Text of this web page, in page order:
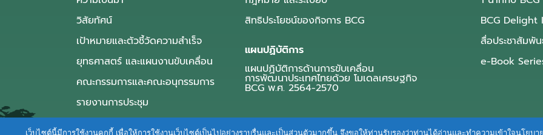
วิสัยทัศน์
เป้าหมายและตัวชี้วัดความสำเร็จ
ยุทธศาสตร์ และแผนงานขับเคลื่อน
คณะกรรมการและคณะอนุกรรมการ
รายงานการประชุม
สิทธิประโยชน์ของกิจการ BCG
แผนปฏิบัติการ
แผนปฏิบัติการด้านการขับเคลื่อน
การพัฒนาประเทศไทยด้วย โมเดลเศรษฐกิจ
BCG พ.ศ. 2564-2570
BCG
สื่อประชาสัมพั
e-Book
เว็บไซต์นี้มีการใช้งานคุกกี้ เพื่อให้การใช้งานเว็บไซต์เป็นไปอย่างราบรื่นและเป็นส่วนตัวมากขึ้น จึงขอให้ท่านรับรองว่าท่านได้อ่านและทำความเข้าใจนโ